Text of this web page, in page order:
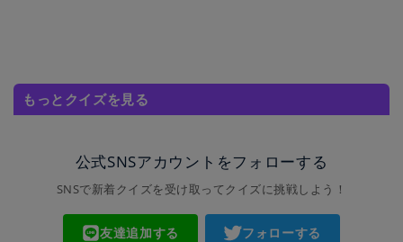
もっとクイズを見る
公式SNSアカウントをフォローする
SNSで新着クイズを受け取ってクイズに挑戦しよう！
友達追加する フォローする